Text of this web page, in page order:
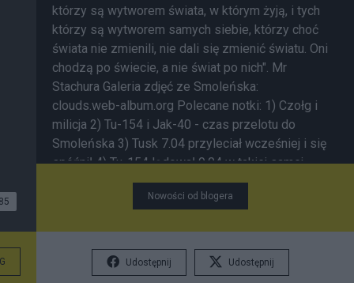
85
którzy są wytworem świata, w którym żyją, i tych
którzy są wytworem samych siebie, którzy choć
świata nie zmienili, nie dali się zmienić światu. Oni
chodzą po świecie, a nie świat po nich". Mr
Stachura Galeria zdjęć ze Smoleńska:
clouds.web-album.org Polecane notki: 1) Czołg i
milicja 2) Tu-154 i Jak-40 - czas przelotu do
Smoleńska 3) Tusk 7.04 przyleciał wcześniej i się
spóźnił 4) Tu-154 lądował 9.04 w takiej samej
5) O trzech samolotach do Smoleńska
Tajemnice lotu 7.04.2010 7) Był sobie hangar;
Nowości od blogera
Udostępnij Udostępnij